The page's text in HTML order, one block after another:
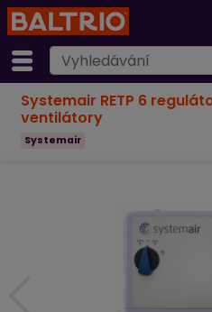
Systemair RETP 6
ventilátory
Systemair